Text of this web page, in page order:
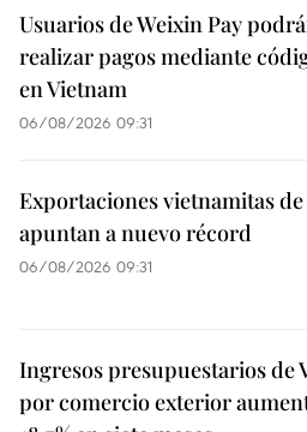
Usuarios de Weixin Pay
realizar pagos mediante
en Vietnam
06/08/2026 09:31
Exportaciones vietnamitas
apuntan a nuevo récord
06/08/2026 09:31
Ingresos presupuestarios de
por comercio exterior